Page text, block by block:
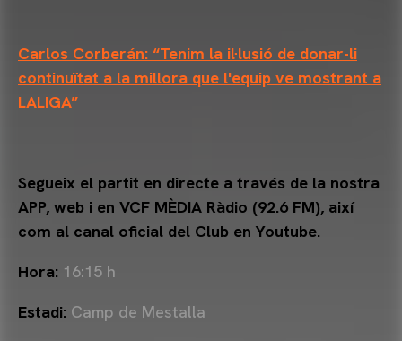
Carlos Corberán: “Tenim la il·lusió de donar-li
continuïtat a la millora que l'equip ve mostrant a
LALIGA”
Segueix el partit en directe a través de la nostra
APP, web i en VCF MÈDIA Ràdio (92.6 FM), així
com al canal oficial del Club en Youtube.
Hora: 16:15 h
Estadi: Camp de Mestalla